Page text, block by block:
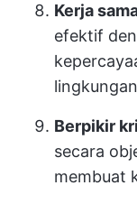
Kerja
efektif
Berpikir
secara
membuat